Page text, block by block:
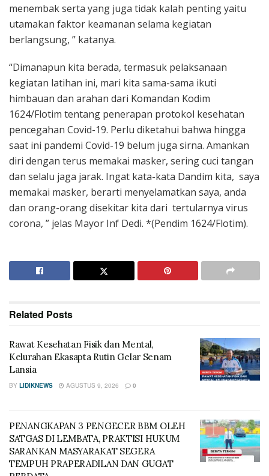
menembak serta yang juga tidak kalah penting yaitu
utamakan faktor keamanan selama kegiatan
berlangsung, ” katanya.
“Dimanapun kita berada, termasuk pelaksanaan
kegiatan latihan ini, mari kita sama-sama ikuti
himbauan dan arahan dari Komandan Kodim
1624/Flotim tentang penerapan protokol kesehatan
pencegahan Covid-19. Perlu diketahui bahwa hingga
saat ini pandemi Covid-19 belum juga sirna. Amankan
diri dengan terus memakai masker, sering cuci tangan
dan selalu jaga jarak. Ingat kata-kata Dandim kita, saya
memakai masker, berarti menyelamatkan saya, anda
dan orang-orang disekitar kita dari tertularnya virus
corona, ” jelas Mayor Inf Dedi. *(Pendim 1624/Flotim).
Related Posts
Rawat Kesehatan Fisik dan Mental,
Kelurahan Ekasapta Rutin Gelar Senam
Lansia
BY LIDIKNEWS AGUSTUS 9, 2026 0
PENANGKAPAN 3 PENGECER BBM OLEH
SATGAS DI LEMBATA, PRAKTISI HUKUM
SARANKAN MASYARAKAT SEGERA
TEMPUH PRAPERADILAN DAN GUGAT